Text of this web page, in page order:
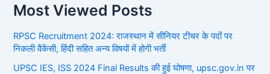
Most Viewed Posts
RPSC Recruitment 2024: राजस्थान में सीनियर टीचर के पदों पर
निकली वैकेंसी, हिंदी सहित अन्य विषयों में होगी भर्ती
UPSC IES, ISS 2024 Final Results की हुई घोषणा, upsc.gov.in पर